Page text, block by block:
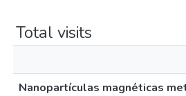
Total visits
Nanopartículas magnéticas